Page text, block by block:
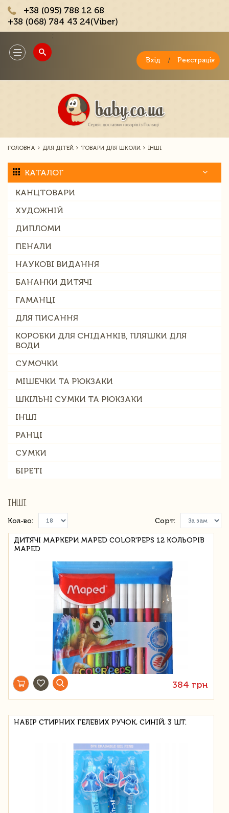
+38 (095) 788 12 68
+38 (068) 784 43 24(Viber)
Toggle
navigation
Вхід / Реєстрація
ГОЛОВНА ДЛЯ ДІТЕЙ ТОВАРИ ДЛЯ ШКОЛИ ІНШІ
КАТАЛОГ
КАНЦТОВАРИ
ХУДОЖНІЙ
ДИПЛОМИ
ПЕНАЛИ
НАУКОВІ ВИДАННЯ
БАНАНКИ ДИТЯЧІ
ГАМАНЦІ
ДЛЯ ПИСАННЯ
КОРОБКИ ДЛЯ СНІДАНКІВ, ПЛЯШКИ ДЛЯ
ВОДИ
СУМОЧКИ
МІШЕЧКИ ТА РЮКЗАКИ
ШКІЛЬНІ СУМКИ ТА РЮКЗАКИ
ІНШІ
РАНЦІ
СУМКИ
БІРЕТІ
ІНШІ
Кол-во: Сорт:
ДИТЯЧІ МАРКЕРИ MAPED COLOR'PEPS 12 КОЛЬОРІВ
MAPED
384 грн
НАБІР СТИРНИХ ГЕЛЕВИХ РУЧОК, СИНІЙ, 3 ШТ.